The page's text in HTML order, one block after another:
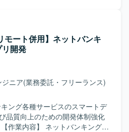
けた開発業務を行っていただき
システムを理解したうえで主体
求めています。 【ポジシ
ービスのスマートフォンアプリ
を活用したクロスプラットフ
テム活用の実践経験を積むこと
。
モート併用】ネットバンキ
開発
ニア(業務委託・フリーランス)
ング各種サービスのスマートデ
品質向上のための開発体制強化